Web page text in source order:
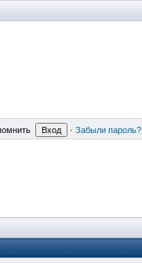
· Забыли пароль?